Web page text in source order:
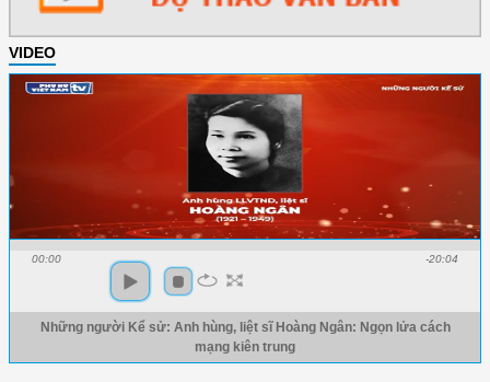
VIDEO
00:00 -20:04
Những người Kể sử: Anh hùng, liệt sĩ Hoàng Ngân: Ngọn lửa cách
mạng kiên trung